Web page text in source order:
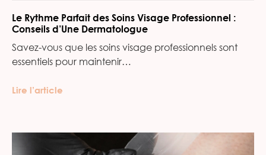
Le Rythme Parfait des Soins Visage Professionnel :
Conseils d’Une Dermatologue
Savez-vous que les soins visage professionnels sont
essentiels pour maintenir…
Lire l’article